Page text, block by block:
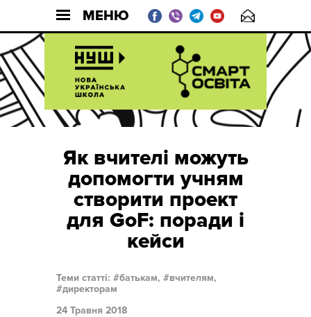
МЕНЮ
Як вчителі можуть
допомогти учням
створити проект
для GoF: поради і
кейси
Теми статті: батькам,
вчителям,
директорам
24 Травня 2018